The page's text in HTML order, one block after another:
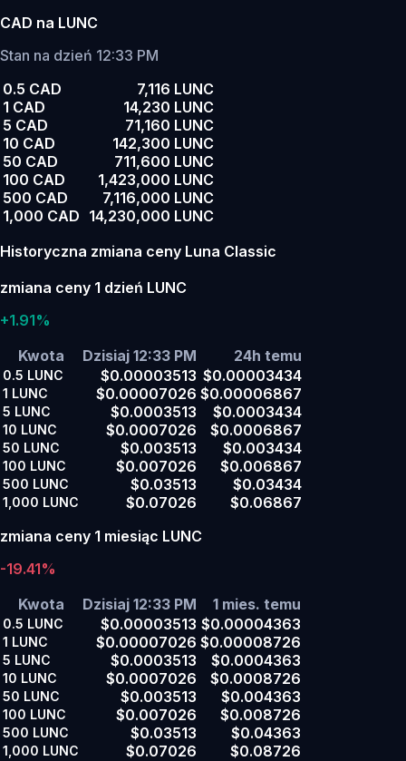
CAD na LUNC
Stan na dzień 12:33 PM
0.5 CAD
7,116 LUNC
1 CAD
14,230 LUNC
5 CAD
71,160 LUNC
10 CAD
142,300 LUNC
50 CAD
711,600 LUNC
100 CAD
1,423,000 LUNC
500 CAD
7,116,000 LUNC
1,000 CAD 14,230,000 LUNC
Historyczna zmiana ceny Luna Classic
zmiana ceny 1 dzień LUNC
+1.91%
Kwota
Dzisiaj 12:33 PM 24h temu
0.5 LUNC $0.00003513 $0.00003434
1 LUNC $0.00007026 $0.00006867
5 LUNC $0.0003513 $0.0003434
10 LUNC $0.0007026 $0.0006867
50 LUNC $0.003513 $0.003434
100 LUNC $0.007026 $0.006867
500 LUNC $0.03513 $0.03434
1,000 LUNC $0.07026
$0.06867
zmiana ceny 1 miesiąc LUNC
-19.41%
Kwota
Dzisiaj 12:33 PM 1 mies. temu
0.5 LUNC $0.00003513 $0.00004363
1 LUNC $0.00007026 $0.00008726
5 LUNC $0.0003513 $0.0004363
10 LUNC $0.0007026 $0.0008726
50 LUNC $0.003513 $0.004363
100 LUNC $0.007026 $0.008726
500 LUNC $0.03513 $0.04363
1,000 LUNC $0.07026
$0.08726